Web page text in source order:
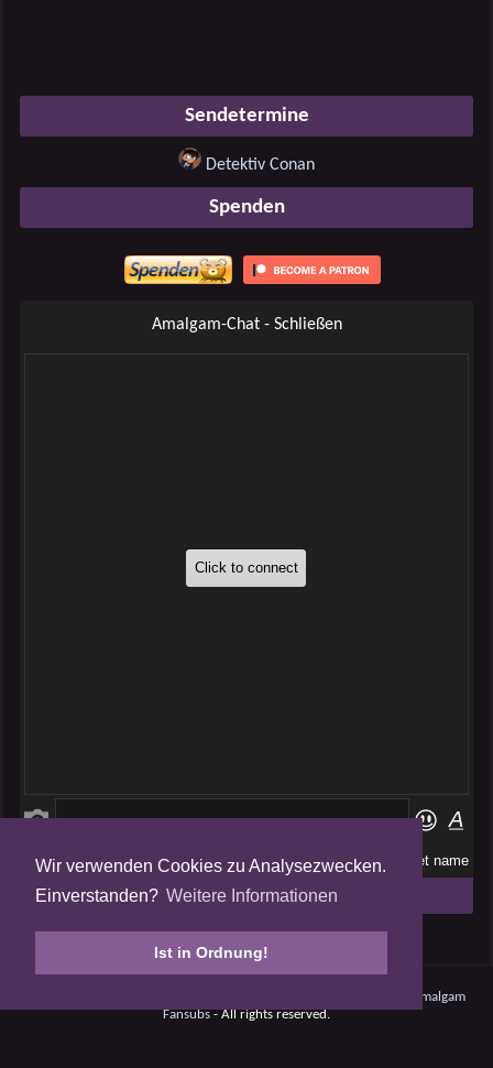
Wir verwenden Cookies zu Analysezwecken.
Einverstanden? Weitere Informationen
Ist in Ordnung!
Sendetermine
Detektiv Conan
Spenden
Amalgam-Chat - Schließen
Folge uns auf
Tweets by AmalgamFansubs
Amalgam
Fansubs- All rights reserved.